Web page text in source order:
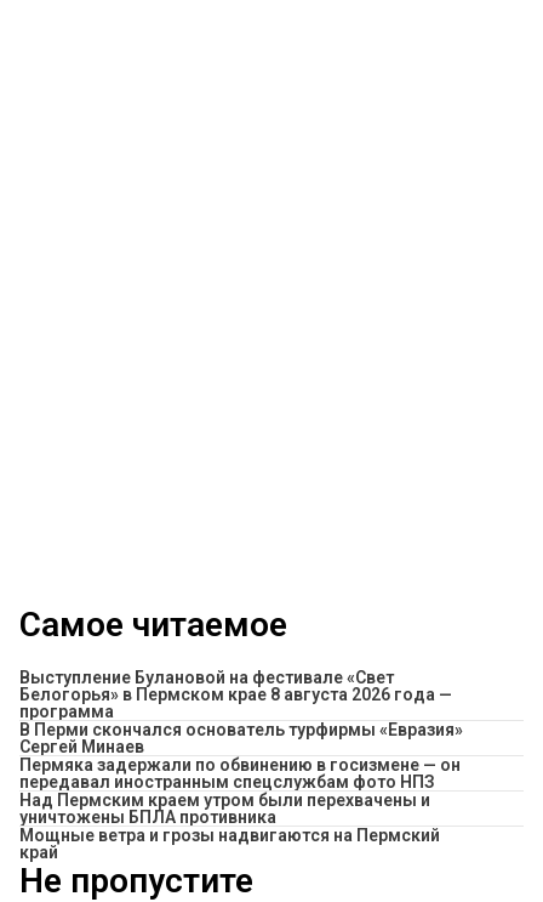
Самое читаемое
Выступление Булановой на фестивале «Свет
Белогорья» в Пермском крае 8 августа 2026 года —
программа
В Перми скончался основатель турфирмы «Евразия»
Сергей Минаев
Пермяка задержали по обвинению в госизмене — он
передавал иностранным спецслужбам фото НПЗ
Над Пермским краем утром были перехвачены и
уничтожены БПЛА противника
Мощные ветра и грозы надвигаются на Пермский
край
Не пропустите